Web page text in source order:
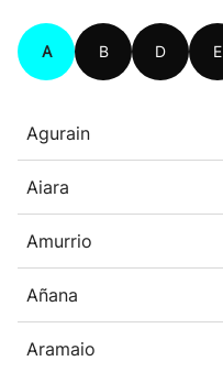
A B D E
Agurain
Aiara
Amurrio
Añana
Aramaio